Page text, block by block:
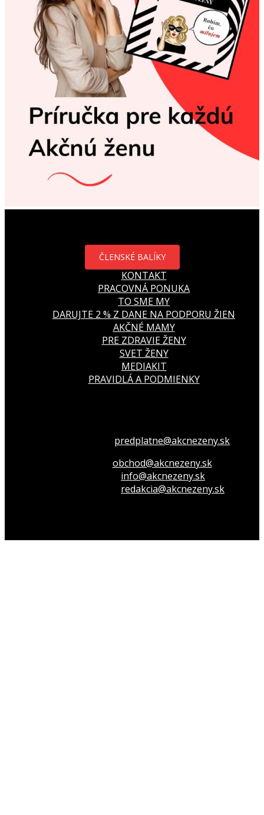
ČLENSKÉ BALÍKY
KONTAKT
PRACOVNÁ PONUKA
TO SME MY
DARUJTE 2 % Z DANE NA PODPORU ŽIEN
AKČNÉ MAMY
PRE ZDRAVIE ŽENY
SVET ŽENY
MEDIAKIT
PRAVIDLÁ A PODMIENKY
predplatne@akcnezeny.sk
obchod@akcnezeny.sk
info@akcnezeny.sk
redakcia@akcnezeny.sk